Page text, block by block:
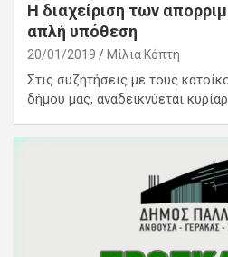
Η διαχείριση των
απλή υπόθεση
20/01/2019 Μίλια Κόπτη
Στις συζητήσεις με τους
δήμου μας, αναδεικνύεται